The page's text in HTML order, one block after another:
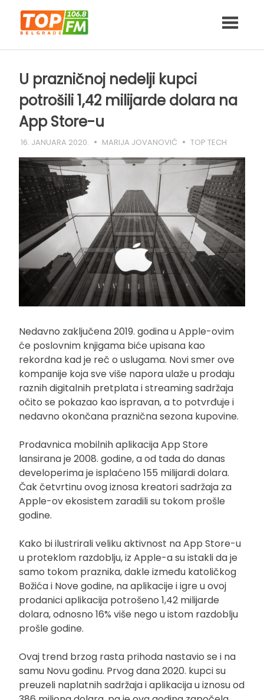
content
U prazničnoj nedelji kupci
potrošili 1,42 milijarde dolara na
App Store-u
16. JANUARA 2020. MARIJA JOVANOVIĆ TOP TECH
Nedavno zaključena 2019. godina u Apple-ovim
će poslovnim knjigama biće upisana kao
rekordna kad je reč o uslugama. Novi smer ove
kompanije koja sve više napora ulaže u prodaju
raznih digitalnih pretplata i streaming sadržaja
očito se pokazao kao ispravan, a to potvrđuje i
nedavno okončana praznična sezona kupovine.
Prodavnica mobilnih aplikacija App Store
lansirana je 2008. godine, a od tada do danas
developerima je isplaćeno 155 milijardi dolara.
Čak četvrtinu ovog iznosa kreatori sadržaja za
Apple-ov ekosistem zaradili su tokom prošle
godine.
Kako bi ilustrirali veliku aktivnost na App Store-u
u proteklom razdoblju, iz Apple-a su istakli da je
samo tokom praznika, dakle između katoličkog
Božića i Nove godine, na aplikacije i igre u ovoj
prodanici aplikacija potrošeno 1,42 milijarde
dolara, odnosno 16% više nego u istom razdoblju
prošle godine.
Ovaj trend brzog rasta prihoda nastavio se i na
samu Novu godinu. Prvog dana 2020. kupci su
preuzeli naplatnih sadržaja i aplikacija u iznosu od